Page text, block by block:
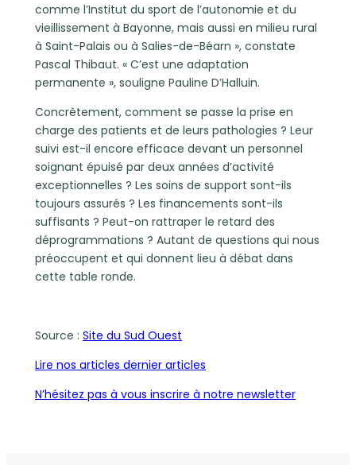
comme l’Institut du sport de l’autonomie et du
vieillissement à Bayonne, mais aussi en milieu rural
à Saint-Palais ou à Salies-de-Béarn », constate
Pascal Thibaut. « C’est une adaptation
permanente », souligne Pauline D’Halluin.
Concrètement, comment se passe la prise en
charge des patients et de leurs pathologies ? Leur
suivi est-il encore efficace devant un personnel
soignant épuisé par deux années d’activité
exceptionnelles ? Les soins de support sont-ils
toujours assurés ? Les financements sont-ils
suffisants ? Peut-on rattraper le retard des
déprogrammations ? Autant de questions qui nous
préoccupent et qui donnent lieu à débat dans
cette table ronde.
Source : Site du Sud Ouest
Lire nos articles dernier articles
N’hésitez pas à vous inscrire à notre newsletter